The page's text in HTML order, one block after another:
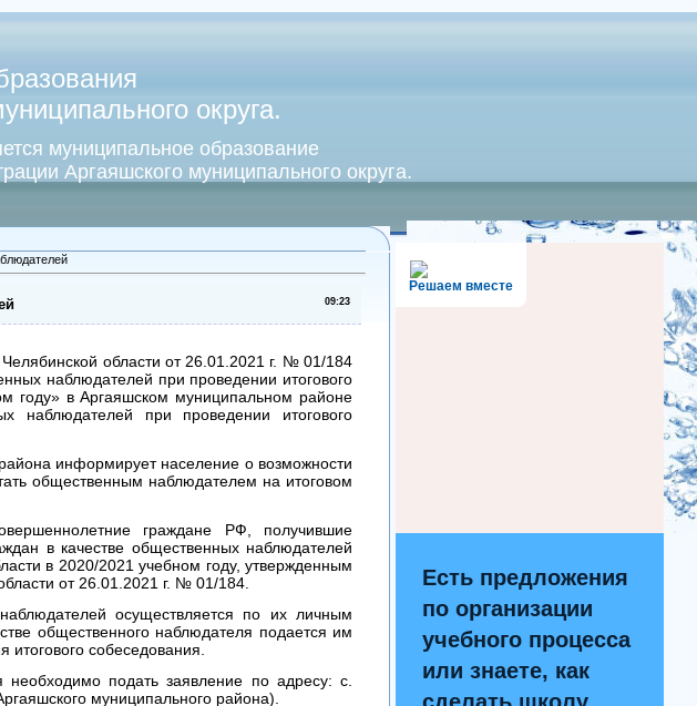
округа.
муниципальное образование
Аргаяшского муниципального округа.
09:23
области от 26.01.2021 г. № 01/184
наблюдателей при проведении итогового
году» в Аргаяшском муниципальном районе
наблюдателей при проведении итогового
информирует население о возможности
общественным наблюдателем на итоговом
граждане РФ, получившие
в качестве общественных наблюдателей
в 2020/2021 учебном году, утвержденным
от 26.01.2021 г. № 01/184.
осуществляется по их личным
общественного наблюдателя подается им
собеседования.
необходимо подать заявление по адресу: с.
муниципального района).
Решаем вместе
Есть предложения
по организации
учебного процесса
или знаете, как